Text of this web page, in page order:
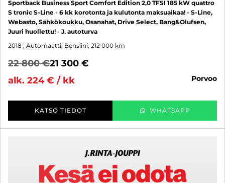
Sportback Business Sport Comfort Edition 2,0 TFSI 185 kW quattro
S tronic S-Line - 6 kk korotonta ja kulutonta maksuaikaa! - S-Line,
Webasto, Sähkökoukku, Osanahat, Drive Select, Bang&Olufsen,
Juuri huollettu! - J. autoturva
2018 , Automaatti, Bensiini, 212 000 km
22 800 €21 300 €
alk. 224 € / kk
porvoo
KATSO TIEDOT WHATSAPP